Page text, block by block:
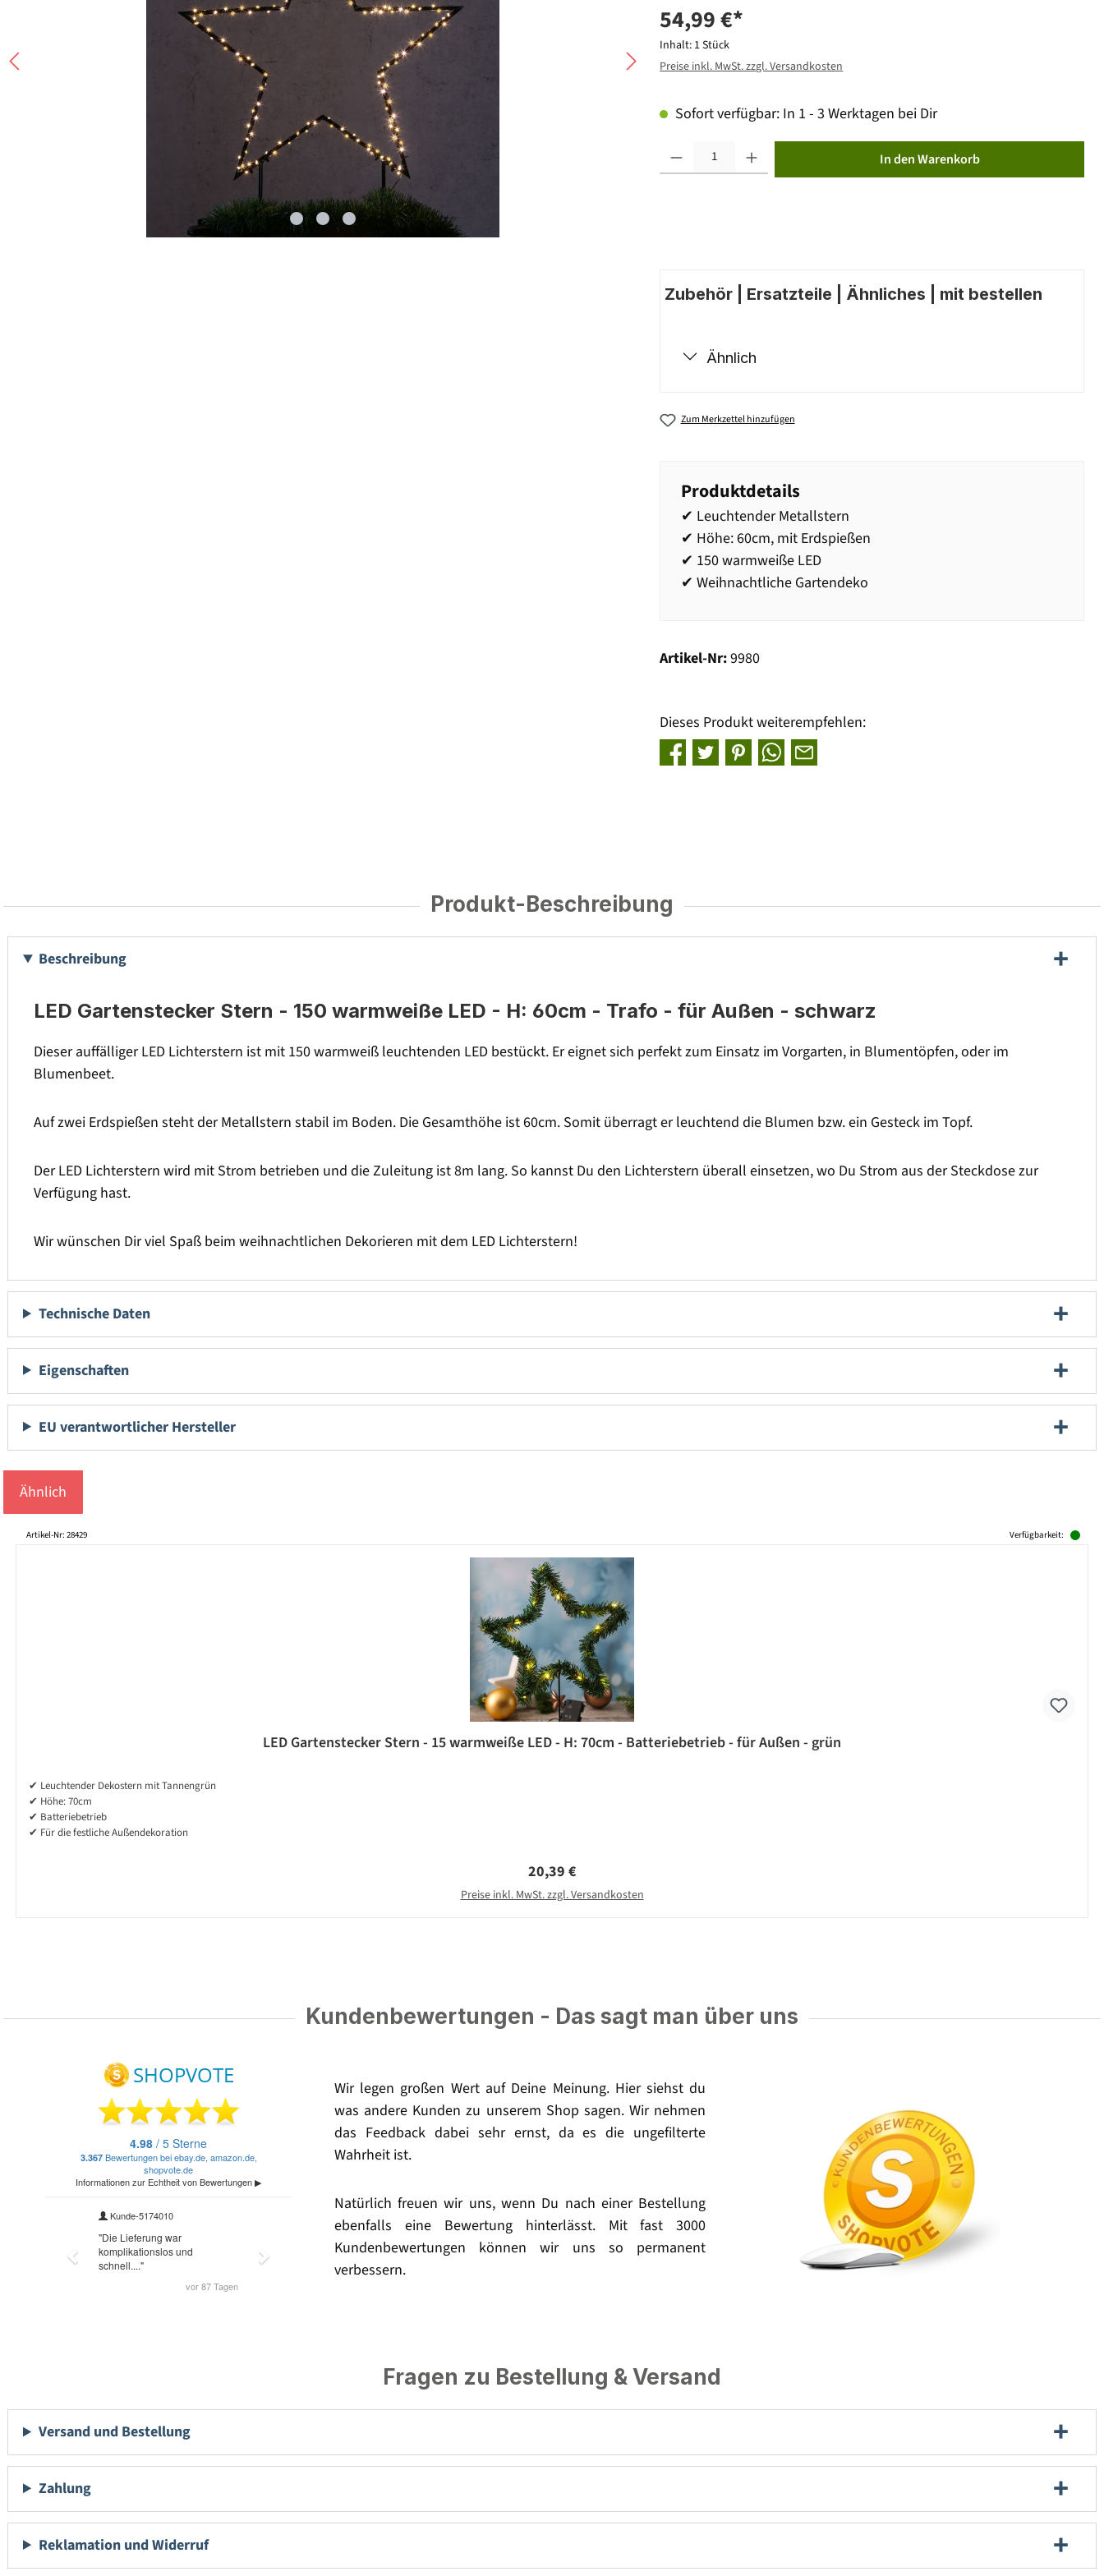
54,99 €*
Inhalt: 1 Stück
Preise inkl. MwSt. zzgl. Versandkosten
Sofort verfügbar: In 1 - 3 Werktagen bei Dir
In den Warenkorb
Zubehör | Ersatzteile | Ähnliches | mit bestellen
Ähnlich
Zum Merkzettel hinzufügen
Produktdetails
✔ Leuchtender Metallstern
✔ Höhe: 60cm, mit Erdspießen
✔ 150 warmweiße LED
✔ Weihnachtliche Gartendeko
Artikel-Nr:9980
Dieses Produkt weiterempfehlen:
Produkt-Beschreibung
Beschreibung
LED Gartenstecker Stern - 150 warmweiße LED - H: 60cm - Trafo - für Außen - schwarz
Dieser auffälliger LED Lichterstern ist mit 150 warmweiß leuchtenden LED bestückt. Er eignet sich perfekt zum Einsatz im Vorgarten, in Blumentöpfen, oder im
Blumenbeet.
Auf zwei Erdspießen steht der Metallstern stabil im Boden. Die Gesamthöhe ist 60cm. Somit überragt er leuchtend die Blumen bzw. ein Gesteck im Topf.
Der LED Lichterstern wird mit Strom betrieben und die Zuleitung ist 8m lang. So kannst Du den Lichterstern überall einsetzen, wo Du Strom aus der Steckdose zur
Verfügung hast.
Wir wünschen Dir viel Spaß beim weihnachtlichen Dekorieren mit dem LED Lichterstern!
Technische Daten
Eigenschaften
EU verantwortlicher Hersteller
Ähnlich
Produktgalerie überspringen
Artikel-Nr: 28429 Verfügbarkeit:
LED Gartenstecker Stern - 15 warmweiße LED - H: 70cm - Batteriebetrieb - für Außen - grün
✔ Leuchtender Dekostern mit Tannengrün
✔ Höhe: 70cm
✔ Batteriebetrieb
✔ Für die festliche Außendekoration
Regulärer Preis:
20,39 €
Preise inkl. MwSt. zzgl. Versandkosten
Kundenbewertungen - Das sagt man über uns
Wir legen großen Wert auf Deine Meinung. Hier siehst du
was andere Kunden zu unserem Shop sagen. Wir nehmen
das Feedback dabei sehr ernst, da es die ungefilterte
Wahrheit ist.
Natürlich freuen wir uns, wenn Du nach einer Bestellung
ebenfalls eine Bewertung hinterlässt. Mit fast 3000
Kundenbewertungen können wir uns so permanent
verbessern.
Fragen zu Bestellung & Versand
Versand und Bestellung
Zahlung
Reklamation und Widerruf